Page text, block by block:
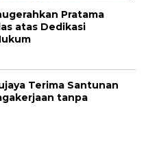
Pratama
atas Dedikasi
Terima Santunan
tanpa